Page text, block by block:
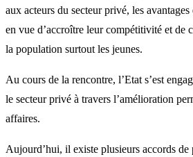
aux acteurs du secteur privé, les
en vue d’accroître leur compétitivité et de
la population surtout les jeunes.
Au cours de la rencontre, l’Etat s’est
le secteur privé à travers l’amélioration
affaires.
Aujourd’hui, il existe plusieurs accords